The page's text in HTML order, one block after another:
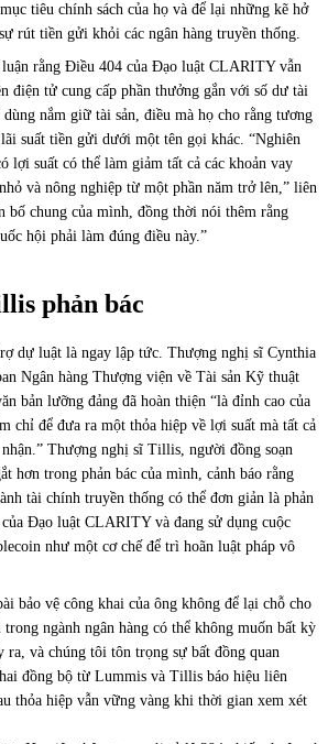
tiêu chính sách của họ và để lại những kẽ hở
rút tiền gửi khỏi các ngân hàng truyền thống.
luận rằng Điều 404 của Đạo luật CLARITY vẫn
điện tử cung cấp phần thưởng gắn với số dư tài
nắm giữ tài sản, điều mà họ cho rằng tương
suất tiền gửi dưới một tên gọi khác. “Nghiên
lợi suất có thể làm giảm tất cả các khoản vay
và nông nghiệp từ một phần năm trở lên,” liên
bố chung của mình, đồng thời nói thêm rằng
hội phải làm đúng điều này.”
phản bác
dự luật là ngay lập tức. Thượng nghị sĩ Cynthia
Ngân hàng Thượng viện về Tài sản Kỹ thuật
bản lưỡng đảng đã hoàn thiện “là đỉnh cao của
chỉ để đưa ra một thỏa hiệp về lợi suất mà tất cả
nhận.” Thượng nghị sĩ Tillis, người đồng soạn
hơn trong phản bác của mình, cảnh báo rằng
tài chính truyền thống có thể đơn giản là phản
Đạo luật CLARITY và đang sử dụng cuộc
như một cơ chế để trì hoãn luật pháp vô
bảo vệ công khai của ông không để lại chỗ cho
ngành ngân hàng có thể không muốn bất kỳ
ra, và chúng tôi tôn trọng sự bất đồng quan
đồng bộ từ Lummis và Tillis báo hiệu liên
thỏa hiệp vẫn vững vàng khi thời gian xem xét